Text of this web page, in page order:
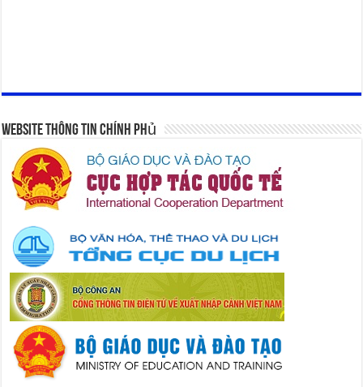
Website Thông Tin Chính Phủ